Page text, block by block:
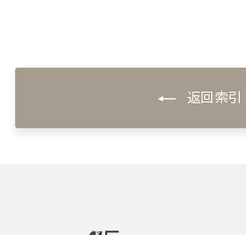
返回索引